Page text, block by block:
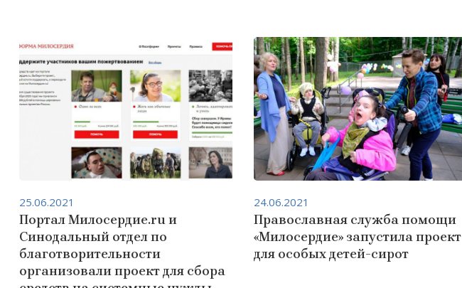
Портал Милосердие.ru и
Синодальный отдел по
благотворительности
организовали проект для сбора
25.06.2021
Православная служба помощи
«Милосердие» запустила проект
для особых детей-сирот
24.06.2021